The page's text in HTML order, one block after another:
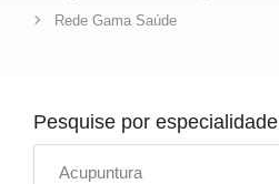
Rede Gama Saúde
Pesquise por especialidade